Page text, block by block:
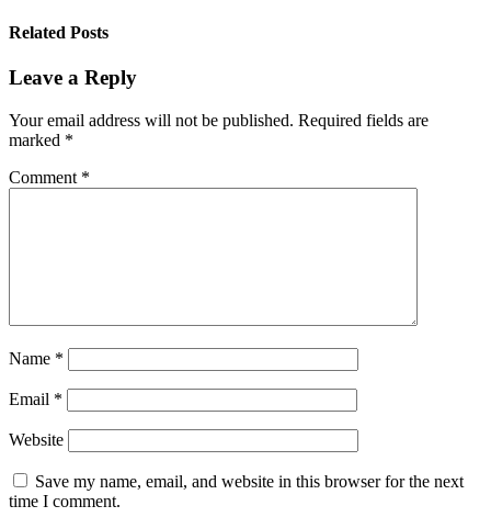
Related Posts
Leave a Reply
Your email address will not be published. Required fields are
marked *
Comment *
Name *
Email *
Website
Save my name, email, and website in this browser for the next
time I comment.